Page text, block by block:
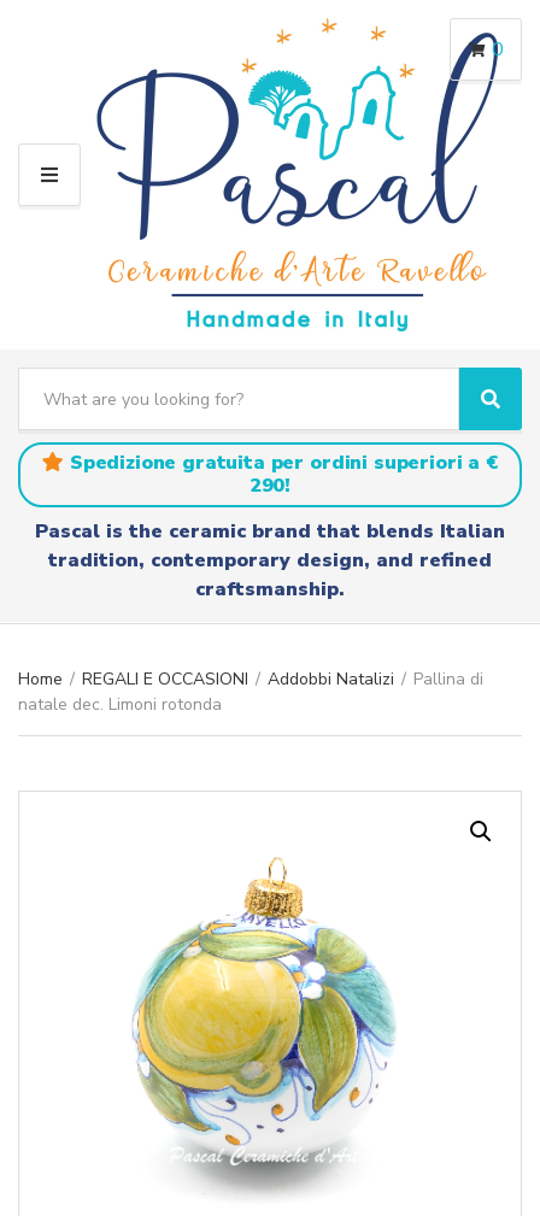
M
a
t
g
a
r
c
h
S
e
a
r
c
h
Spedizione gratuita per ordini superiori a €
290!
Pascal is the ceramic brand that blends Italian
tradition, contemporary design, and refined
craftsmanship.
0
Home / REGALI E OCCASIONI / Addobbi Natalizi / Pallina di
natale dec. Limoni rotonda